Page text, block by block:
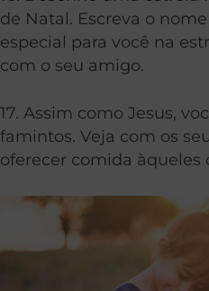
de Natal. Escreva o
especial para você na
com o seu amigo.
17. Assim como Jesus,
famintos. Veja com os
oferecer comida àqueles